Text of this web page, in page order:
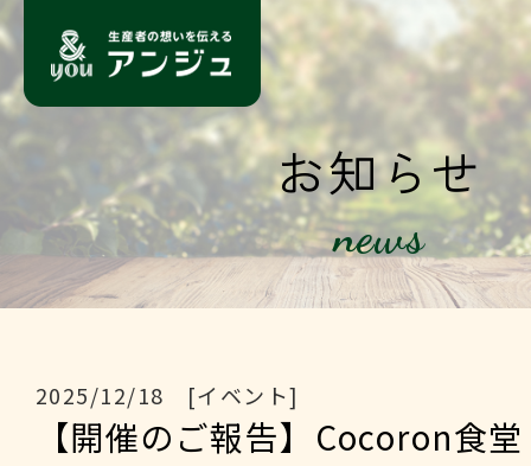
お知らせ
news
2025/12/18 [イベント]
【開催のご報告】Cocoron食堂